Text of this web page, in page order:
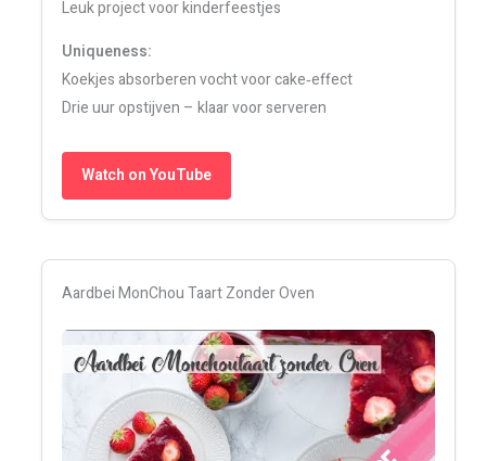
Leuk project voor kinderfeestjes
Uniqueness:
Koekjes absorberen vocht voor cake‑effect
Drie uur opstijven – klaar voor serveren
Watch on YouTube
Aardbei MonChou Taart Zonder Oven